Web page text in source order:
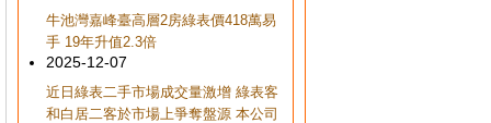
牛池灣嘉峰臺高層2房綠表價418萬易
手 19年升值2.3倍
2025-12-07
近日綠表二手市場成交量激增 綠表客
和白居二客於市場上爭奪盤源 本公司